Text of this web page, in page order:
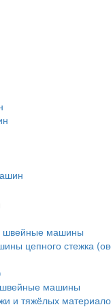
швейные машины
цепного стежка
швейные машины
и тяжёлых